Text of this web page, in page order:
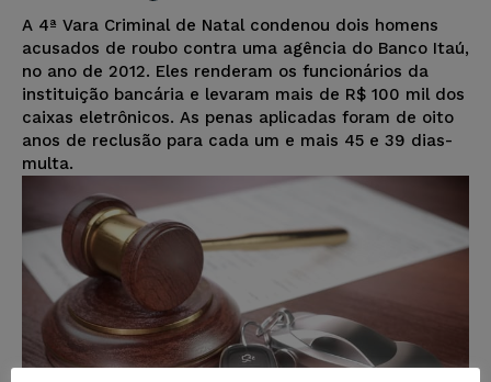
A 4ª Vara Criminal de Natal condenou dois homens
acusados de roubo contra uma agência do Banco Itaú,
no ano de 2012. Eles renderam os funcionários da
instituição bancária e levaram mais de R$ 100 mil dos
caixas eletrônicos. As penas aplicadas foram de oito
anos de reclusão para cada um e mais 45 e 39 dias-
multa.